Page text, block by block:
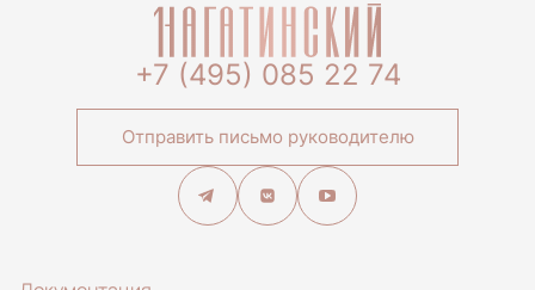
+7 (495) 085 22 74
Отправить письмо руководителю